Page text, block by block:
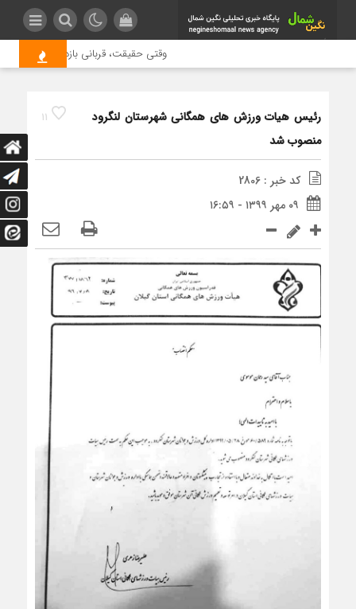
وقتی حقیقت، قربانی بازدید بیشتر
11
رئیس هیات ورزش های همگانی شهرستان لنگرود
منصوب شد
کد خبر : 2806
۰۹ مهر ۱۳۹۹ - ۱۶:۵۹